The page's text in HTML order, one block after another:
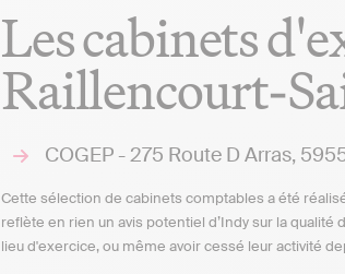
Les cabinets
Raillencourt-
COGEP - 275 Route D Arras,
Cette sélection de cabinets comptables a été
reflète en rien un avis potentiel d’Indy sur la
lieu d'exercice, ou même avoir cessé leur activité